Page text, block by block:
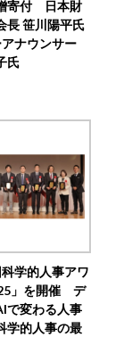
寄付 日本財
長 笹川陽平氏
ナウンサー
氏
科学的人事アワ
」を開催 デ
で変わる人事
的人事の最